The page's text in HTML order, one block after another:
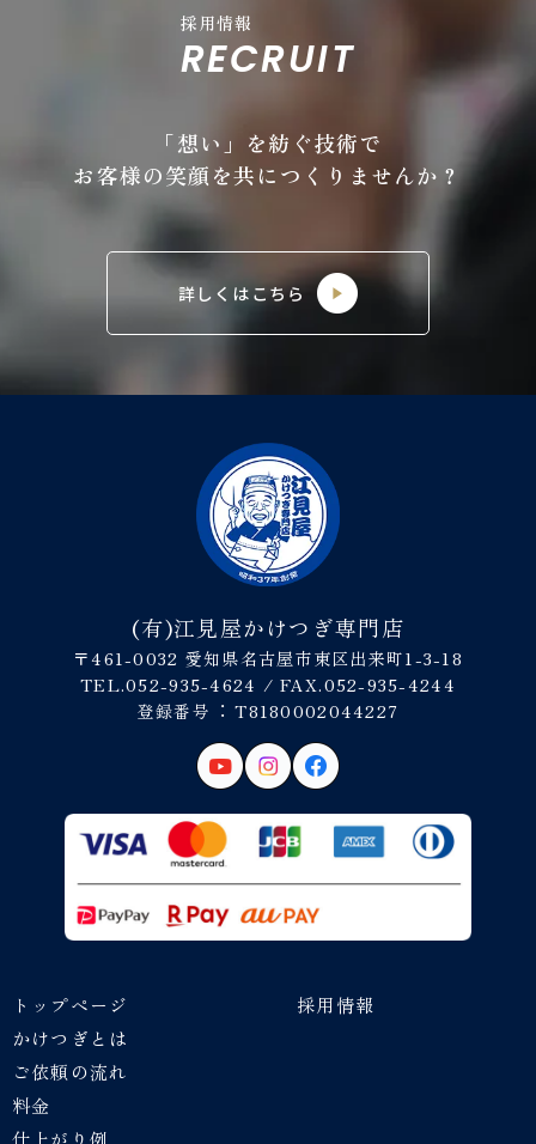
採用情報
RECRUIT
「想い」を紡ぐ技術で
お客様の笑顔を共につくりませんか？
詳しくはこちら
(有)江見屋かけつぎ専門店
〒461-0032 愛知県名古屋市東区出来町1-3-18
TEL.052-935-4624 / FAX.052-935-4244
登録番号︓ T8180002044227
トップページ
かけつぎとは
ご依頼の流れ
料金
採用情報